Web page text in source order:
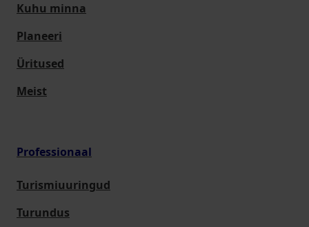
Kuhu minna
Planeeri
Üritused
Meist
Professionaal
Turismiuuringud
Turundus